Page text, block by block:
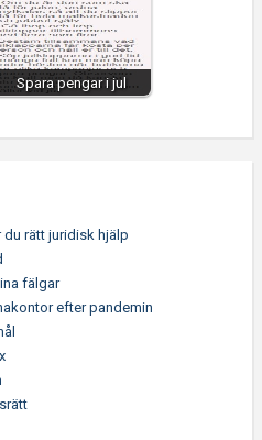
Spara pengar i jul
du rätt juridisk hjälp
fälgar
efter pandemin